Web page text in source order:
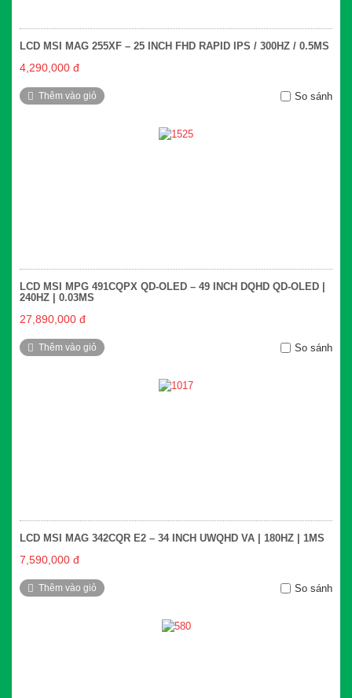
LCD MSI MAG 255XF – 25 INCH FHD RAPID IPS / 300HZ / 0.5MS
4,290,000 đ
Thêm vào giỏ So sánh
LCD MSI MPG 491CQPX QD-OLED – 49 INCH DQHD QD-OLED |
240HZ | 0.03MS
27,890,000 đ
Thêm vào giỏ So sánh
LCD MSI MAG 342CQR E2 – 34 INCH UWQHD VA | 180HZ | 1MS
7,590,000 đ
Thêm vào giỏ So sánh